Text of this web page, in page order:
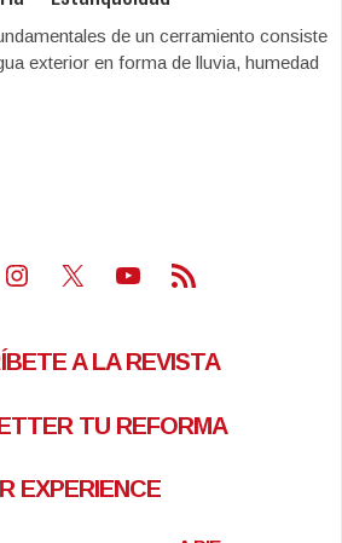
de un cerramiento consiste
exterior en forma de lluvia, humedad
Instagram
X Youtube
Feed RSS
A LA REVISTA
TU REFORMA
EXPERIENCE